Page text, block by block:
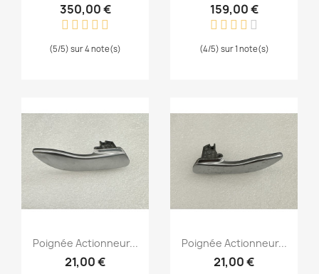
350,00 €
(5/5) sur 4 note(s)
159,00 €
(4/5) sur 1 note(s)
Aperçu rapide
Poignée Actionneur...
21,00 €
Aperçu rapide
Poignée Actionneur...
21,00 €